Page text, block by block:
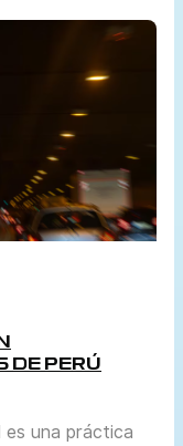
DE PERÚ
es una práctica